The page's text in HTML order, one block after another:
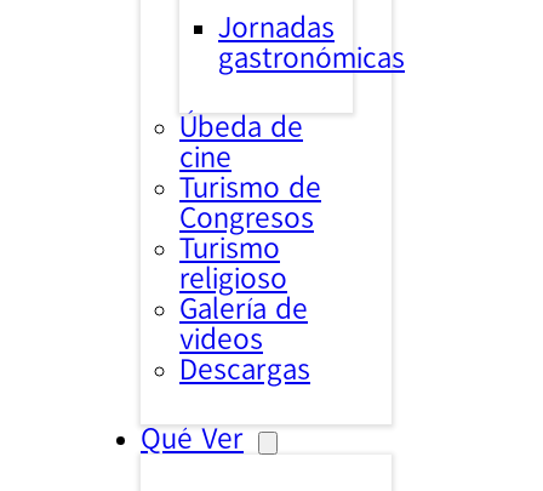
Jornadas
gastronómicas
Úbeda de
cine
Turismo de
Congresos
Turismo
religioso
Galería de
videos
Descargas
Qué Ver